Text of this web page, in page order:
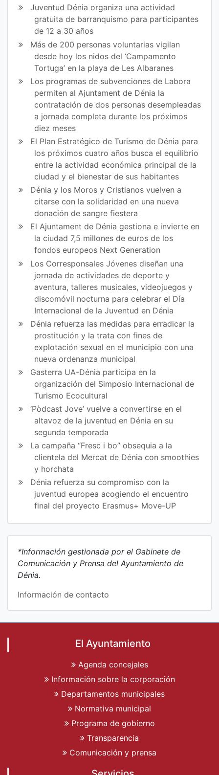
Juventud Dénia organiza una actividad
gratuita de barranquismo para participantes
de 12 a 30 años
Más de 200 personas voluntarias vigilan
desde hoy los nidos del ‘Campamento
Tortuga’ en la playa de Les Albaranes
Los programas de subvenciones de Labora
permiten al Ajuntament de Dénia la
contratación de dos personas desempleadas
a jornada completa durante los próximos
diez meses
El Plan Estratégico de Turismo de Dénia para
los próximos cuatro años busca el equilibrio
entre la actividad económica principal de la
ciudad y el bienestar de sus habitantes
Dénia y los Moros y Cristianos vuelven a
citarse con la solidaridad en una nueva
donación de sangre fiestera
El Ajuntament de Dénia gestiona e invierte en
la ciudad 7,5 millones de euros de los
fondos europeos Next Generation
Los Corresponsales Jóvenes diseñan una
jornada de actividades de deporte y
aventura, talleres musicales, videojuegos y
discomóvil nocturna para celebrar el Día
Internacional de la Juventud en Dénia
Dénia refuerza las medidas para erradicar la
prostitución y la trata con fines de
explotación sexual en el municipio con una
nueva ordenanza municipal
Gasterra UA-Dénia participa en la
organización del Simposio Internacional de
Turismo Ecocultural
‘Pòdcast Jove’ vuelve a convertirse en el
altavoz de la juventud en Dénia en su
segunda temporada
La campaña “Fresc i bo” obsequia a la
clientela del Mercat de Dénia con smoothies
y horchata
Dénia refuerza su compromiso con la
juventud europea acogiendo el encuentro
final del proyecto Erasmus+ Move-UP
*Información gestionada por el Gabinete de
Comunicación y Prensa del Ayuntamiento de
Dénia.
Información de contacto
El Ayuntamiento
Agenda concejales
Información sobre la corporación
Departamentos municipales
Normativa municipal
Programa de gobierno
Transparencia
Comunicación y prensa